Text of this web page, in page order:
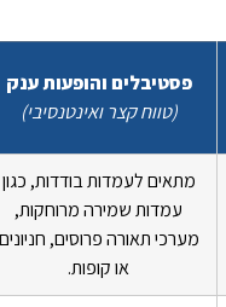
פסטיבלים והופעות ענק
(טווח קצר ואינטנסיבי)
מתאים לעמדות בודדות, כגון
עמדות שמירה מרוחקות,
מערכי תאורה פרוסים, חניונים
או קופות.